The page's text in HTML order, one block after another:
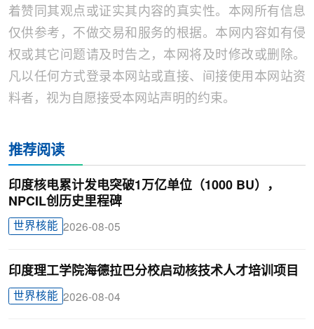
着赞同其观点或证实其内容的真实性。本网所有信息
仅供参考，不做交易和服务的根据。本网内容如有侵
权或其它问题请及时告之，本网将及时修改或删除。
凡以任何方式登录本网站或直接、间接使用本网站资
料者，视为自愿接受本网站声明的约束。
推荐阅读
印度核电累计发电突破1万亿单位（1000 BU），
NPCIL创历史里程碑
世界核能 2026-08-05
印度理工学院海德拉巴分校启动核技术人才培训项目
世界核能 2026-08-04